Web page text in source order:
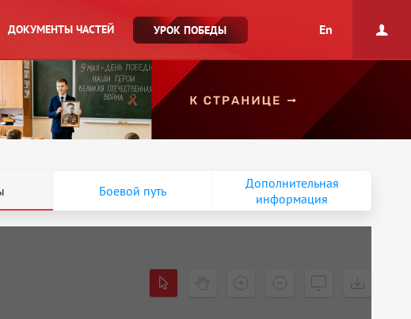
ДОКУМЕНТЫ ЧАСТЕЙ УРОК ПОБЕДЫ En
Боевой путь
Дополнительная
информация